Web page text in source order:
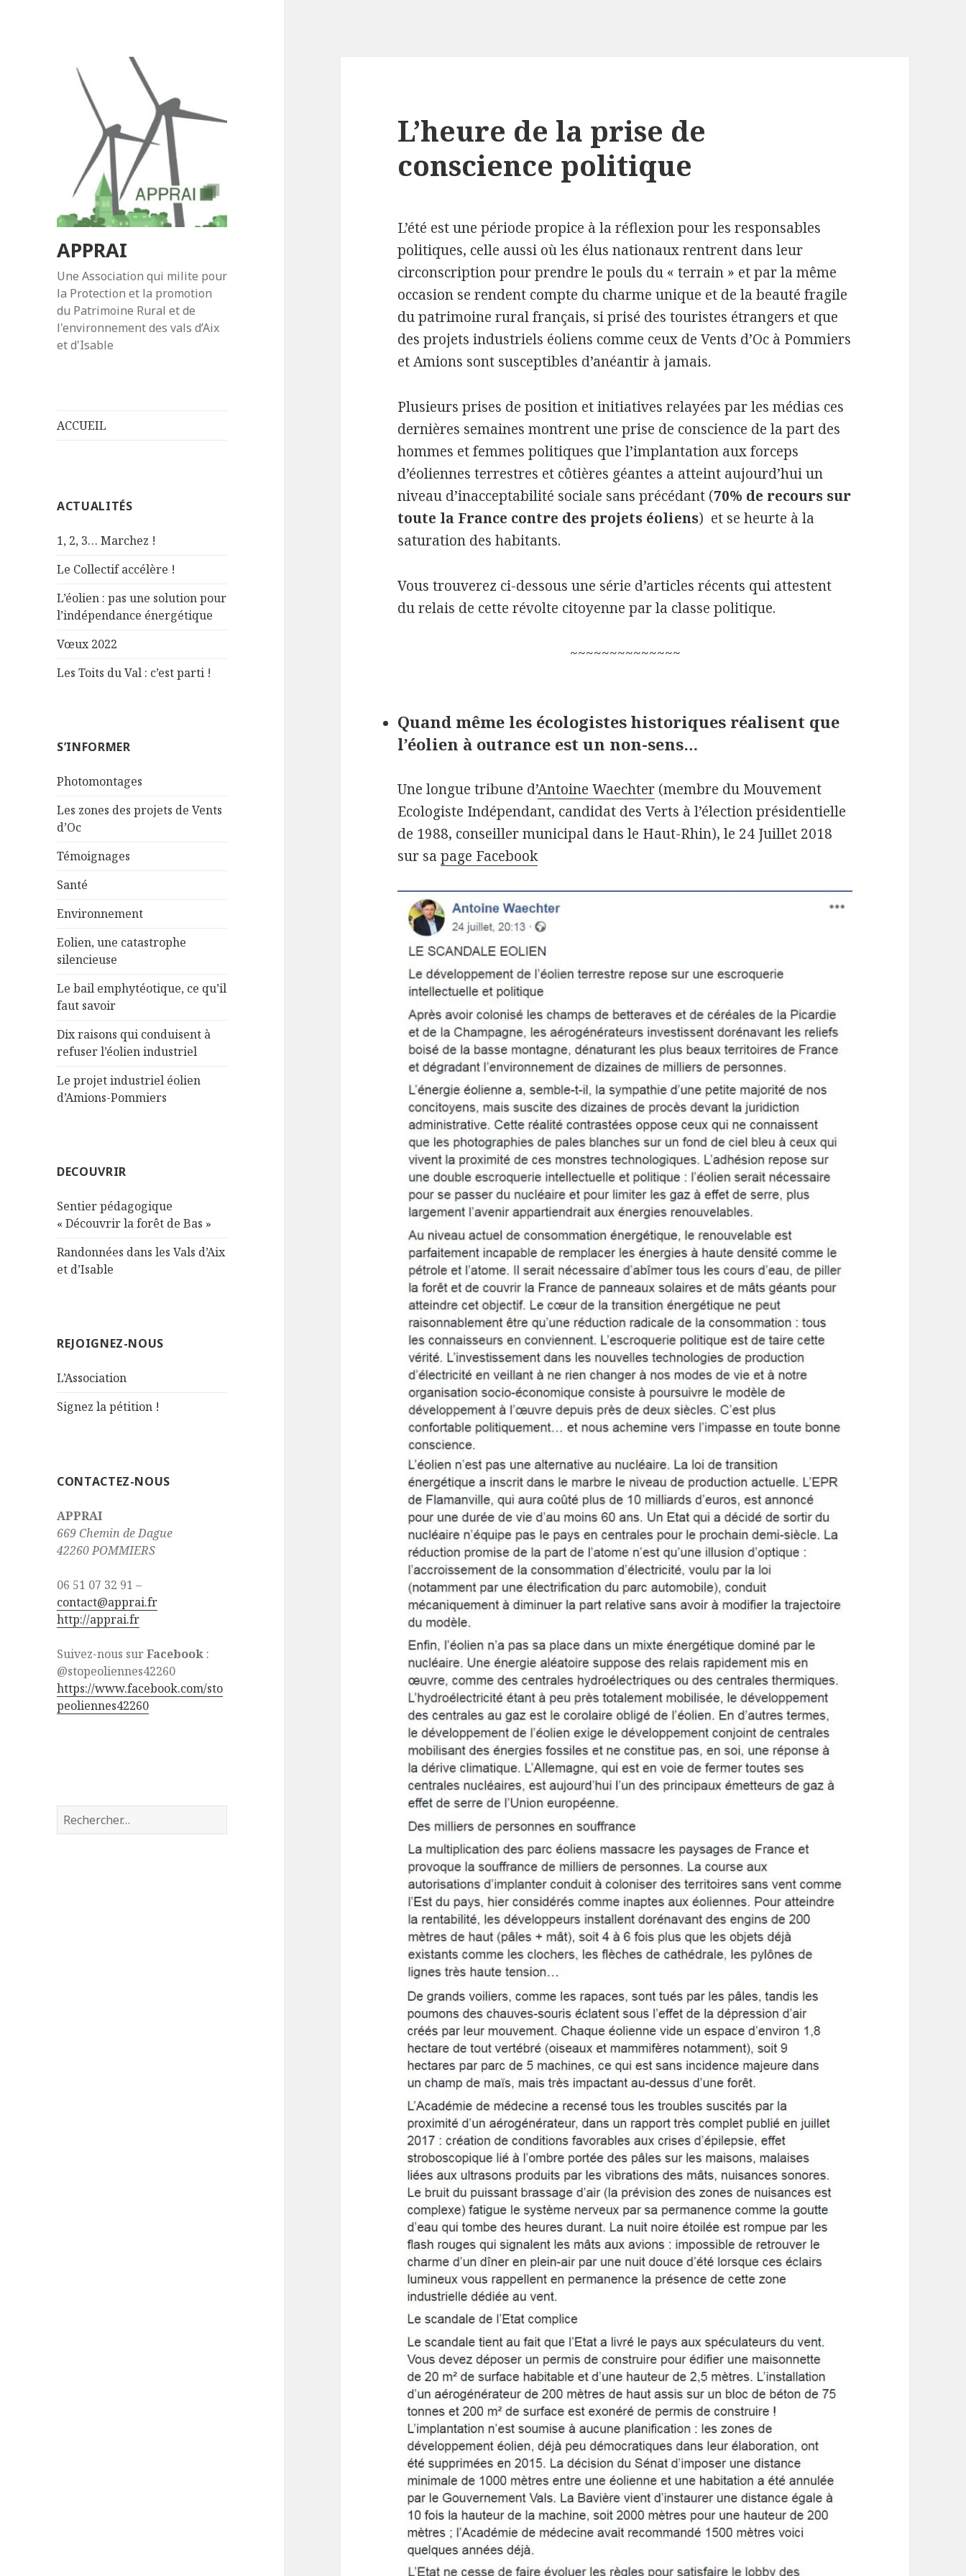
APPRAI
Une Association qui milite pour
la Protection et la promotion
du Patrimoine Rural et de
l'environnement des vals d’Aix
et d'Isable
ACCUEIL
ACTUALITÉS
1, 2, 3… Marchez !
Le Collectif accélère !
L’éolien : pas une solution pour
l’indépendance énergétique
Vœux 2022
Les Toits du Val : c’est parti !
S’INFORMER
Photomontages
Les zones des projets de Vents
d’Oc
Témoignages
Santé
Environnement
Eolien, une catastrophe
silencieuse
Le bail emphytéotique, ce qu’il
faut savoir
Dix raisons qui conduisent à
refuser l’éolien industriel
Le projet industriel éolien
d’Amions-Pommiers
DECOUVRIR
Sentier pédagogique
« Découvrir la forêt de Bas »
Randonnées dans les Vals d’Aix
et d’Isable
REJOIGNEZ-NOUS
L’Association
Signez la pétition !
CONTACTEZ-NOUS
APPRAI
669 Chemin de Dague
42260 POMMIERS
06 51 07 32 91 –
contact@apprai.fr
http://apprai.fr
Suivez-nous surFacebook :
@stopeoliennes42260
https://www.facebook.com/sto
peoliennes42260
Rechercher :
L’heure de la prise de
conscience politique
L’été est une période propice à la réflexion pour les responsables
politiques, celle aussi où les élus nationaux rentrent dans leur
circonscription pour prendre le pouls du « terrain » et par la même
occasion se rendent compte du charme unique et de la beauté fragile
du patrimoine rural français, si prisé des touristes étrangers et que
des projets industriels éoliens comme ceux de Vents d’Oc à Pommiers
et Amions sont susceptibles d’anéantir à jamais.
Plusieurs prises de position et initiatives relayées par les médias ces
dernières semaines montrent une prise de conscience de la part des
hommes et femmes politiques que l’implantation aux forceps
d’éoliennes terrestres et côtières géantes a atteint aujourd’hui un
niveau d’inacceptabilité sociale sans précédant (70% de recours sur
toute la France contre des projets éoliens) et se heurte à la
saturation des habitants.
Vous trouverez ci-dessous une série d’articles récents qui attestent
du relais de cette révolte citoyenne par la classe politique.
~~~~~~~~~~~~~~
Quand même les écologistes historiques réalisent que
l’éolien à outrance est un non-sens…
Une longue tribune d’Antoine Waechter (membre du Mouvement
Ecologiste Indépendant, candidat des Verts à l’élection présidentielle
de 1988, conseiller municipal dans le Haut-Rhin), le 24 Juillet 2018
sur sapage Facebook